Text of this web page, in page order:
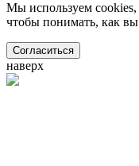
Мы используем
чтобы понимать, как вы
Согласиться
наверх